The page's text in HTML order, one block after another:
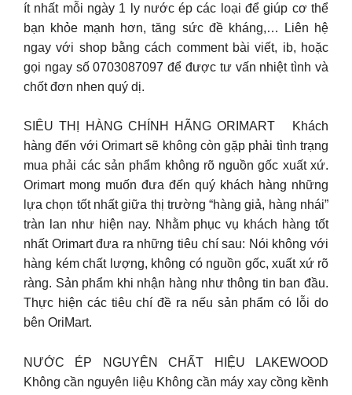
ít nhất mỗi ngày 1 ly nước ép các loại để giúp cơ thể
bạn khỏe mạnh hơn, tăng sức đề kháng,… Liên hệ
ngay với shop bằng cách comment bài viết, ib, hoặc
gọi ngay số 0703087097 để được tư vấn nhiệt tình và
chốt đơn nhen quý dị.
SIÊU THỊ HÀNG CHÍNH HÃNG ORIMART Khách
hàng đến với Orimart sẽ không còn gặp phải tình trạng
mua phải các sản phẩm không rõ nguồn gốc xuất xứ.
Orimart mong muốn đưa đến quý khách hàng những
lựa chọn tốt nhất giữa thị trường “hàng giả, hàng nhái”
tràn lan như hiện nay. Nhằm phục vụ khách hàng tốt
nhất Orimart đưa ra những tiêu chí sau: Nói không với
hàng kém chất lượng, không có nguồn gốc, xuất xứ rõ
ràng. Sản phẩm khi nhận hàng như thông tin ban đầu.
Thực hiện các tiêu chí đề ra nếu sản phẩm có lỗi do
bên OriMart.
NƯỚC ÉP NGUYÊN CHẤT HIỆU LAKEWOOD
Không cần nguyên liệu Không cần máy xay cồng kềnh